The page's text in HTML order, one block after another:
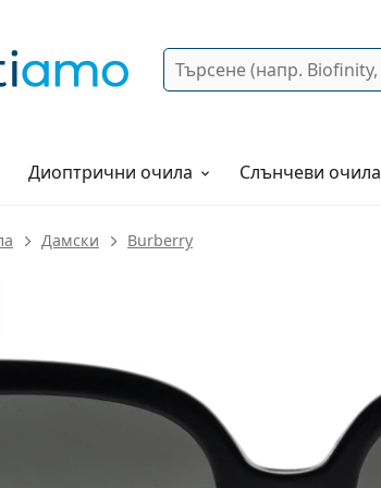
Търсене
Диоптрични очила Слънчеви очила
Дамски Burberry